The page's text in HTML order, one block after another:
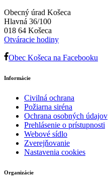
Obecný úrad Košeca
Hlavná 36/100
018 64 Košeca
Otváracie hodiny
Obec Košeca na Facebooku
Informácie
Civilná ochrana
Požiarna siréna
Ochrana osobných údajov
Prehlásenie o prístupnosti
Webové sídlo
Zverejňovanie
Nastavenia cookies
Organizácie